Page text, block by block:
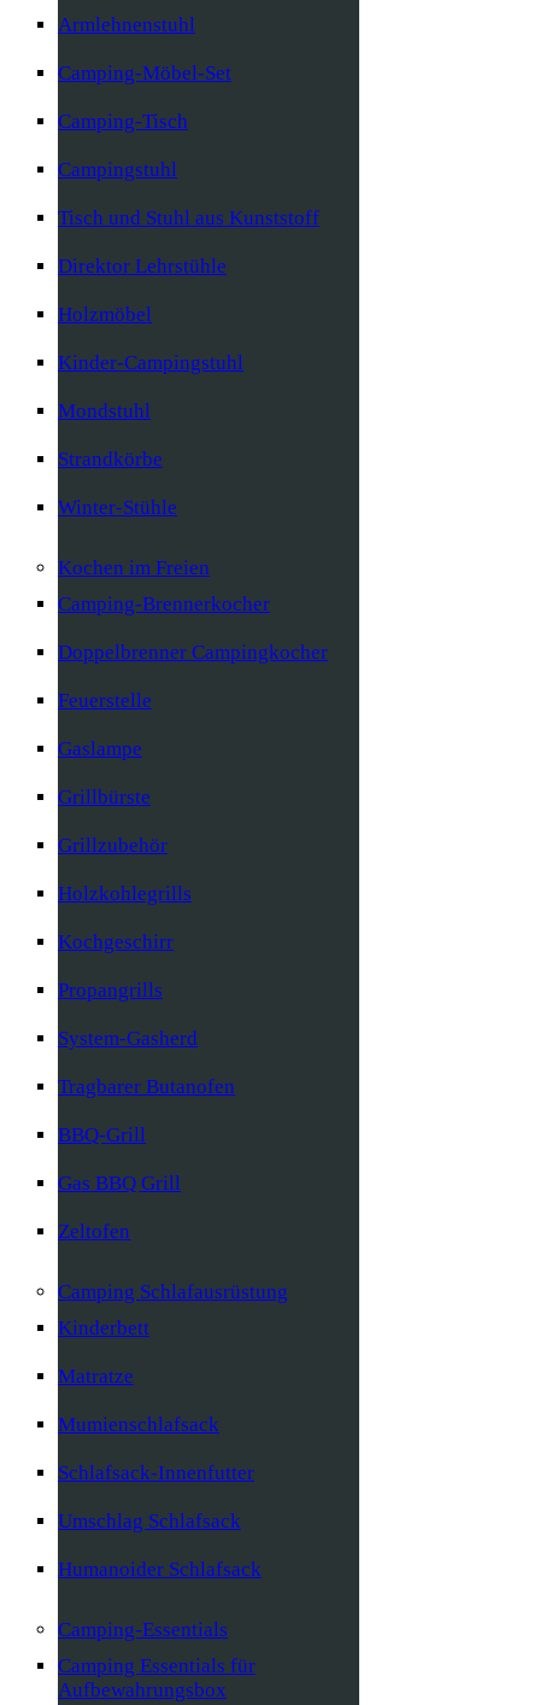
Armlehnenstuhl
Camping-Möbel-Set
Camping-Tisch
Campingstuhl
Tisch und Stuhl aus Kunststoff
Direktor Lehrstühle
Holzmöbel
Kinder-Campingstuhl
Mondstuhl
Strandkörbe
Winter-Stühle
Kochen im Freien
Camping-Brennerkocher
Doppelbrenner Campingkocher
Feuerstelle
Gaslampe
Grillbürste
Grillzubehör
Holzkohlegrills
Kochgeschirr
Propangrills
System-Gasherd
Tragbarer Butanofen
BBQ-Grill
Gas BBQ Grill
Zeltofen
Camping Schlafausrüstung
Kinderbett
Matratze
Mumienschlafsack
Schlafsack-Innenfutter
Umschlag Schlafsack
Humanoider Schlafsack
Camping-Essentials
Camping Essentials für
Aufbewahrungsbox